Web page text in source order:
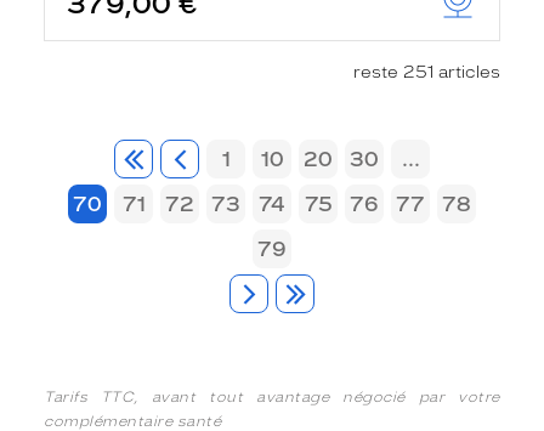
reste 251 articles
1 10 20 30
...
70
71 72 73 74 75 76 77
78
79
Tarifs TTC, avant tout avantage négocié par votre
complémentaire santé